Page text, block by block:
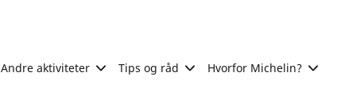
Andre aktiviteter Tips og råd Hvorfor Michelin?